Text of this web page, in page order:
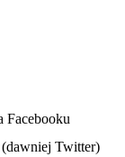
Facebooku
Twitter)